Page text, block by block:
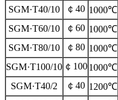
SGM·T40/10
￠40 1000℃
SGM·T60/10
￠60 1000℃
SGM·T80/10
￠80 1000℃
SGM·T100/10 ￠1001000℃
SGM·T40/2
￠40 1200℃